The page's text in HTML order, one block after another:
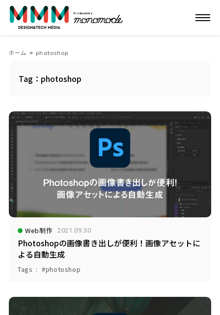
Produced by
ホーム > photoshop
Tag：photoshop
Web制作 2021.09.30
Photoshopの画像書き出しが便利！画像アセットに
よる自動生成
Tags photoshop